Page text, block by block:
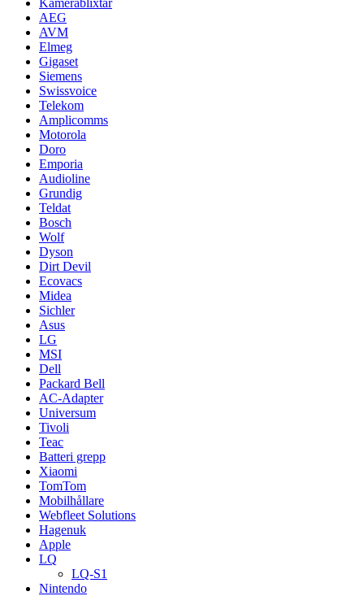
Kamerablixtar
AEG
AVM
Elmeg
Gigaset
Siemens
Swissvoice
Telekom
Amplicomms
Motorola
Doro
Emporia
Audioline
Grundig
Teldat
Bosch
Wolf
Dyson
Dirt Devil
Ecovacs
Midea
Sichler
Asus
LG
MSI
Dell
Packard Bell
AC-Adapter
Universum
Tivoli
Teac
Batteri grepp
Xiaomi
TomTom
Mobilhållare
Webfleet Solutions
Hagenuk
Apple
LQ
LQ-S1
Nintendo